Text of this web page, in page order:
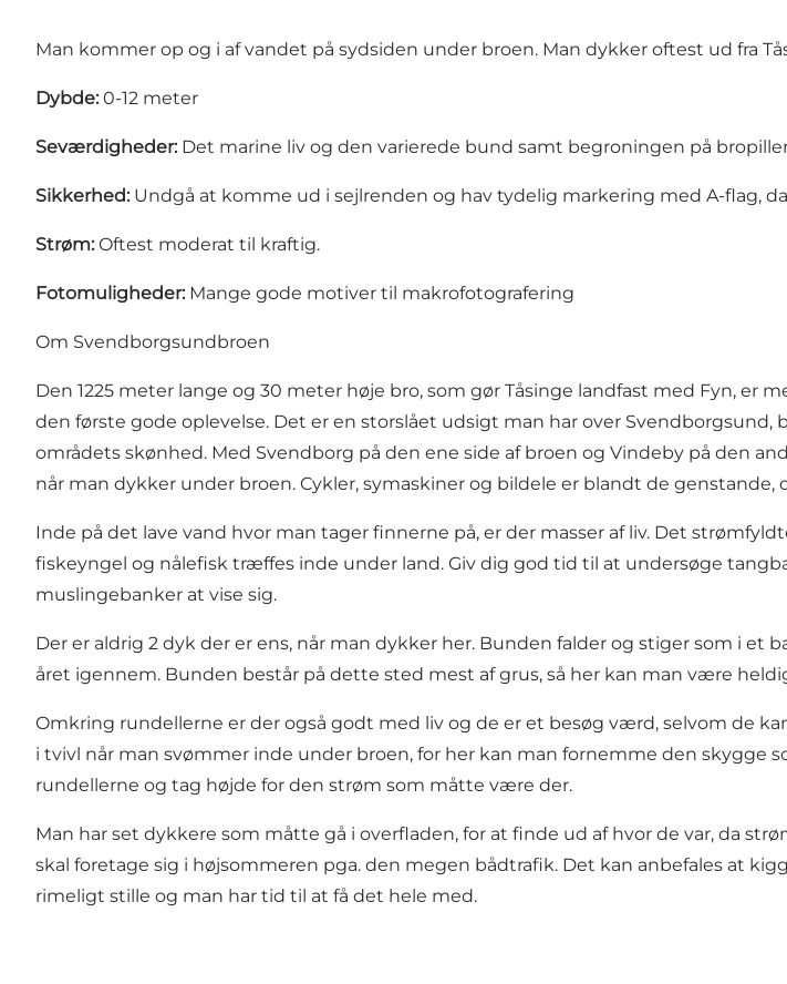
Man kommer op og i af vandet på sydsiden under broen. Man dykker oftest ud fra
Dybde: 0-12 meter
Seværdigheder: Det marine liv og den varierede bund samt begroningen på
Sikkerhed: Undgå at komme ud i sejlrenden og hav tydelig markering med A-flag,
Strøm: Oftest moderat til kraftig.
Fotomuligheder: Mange gode motiver til makrofotografering
Om Svendborgsundbroen
Den 1225 meter lange og 30 meter høje bro, som gør Tåsinge landfast med Fyn, er
den første gode oplevelse. Det er en storslået udsigt man har over
områdets skønhed. Med Svendborg på den ene side af broen og Vindeby på den
når man dykker under broen. Cykler, symaskiner og bildele er blandt de
Inde på det lave vand hvor man tager finnerne på, er der masser af liv. Det
fiskeyngel og nålefisk træffes inde under land. Giv dig god tid til at undersøge
muslingebanker at vise sig.
Der er aldrig 2 dyk der er ens, når man dykker her. Bunden falder og stiger som i
året igennem. Bunden består på dette sted mest af grus, så her kan man være
Omkring rundellerne er der også godt med liv og de er et besøg værd, selvom de
i tvivl når man svømmer inde under broen, for her kan man fornemme den skygge
rundellerne og tag højde for den strøm som måtte være der.
Man har set dykkere som måtte gå i overfladen, for at finde ud af hvor de var, da
skal foretage sig i højsommeren pga. den megen bådtrafik. Det kan anbefales at
rimeligt stille og man har tid til at få det hele med.